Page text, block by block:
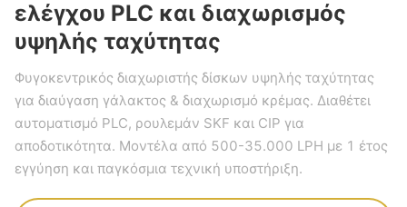
ελέγχου PLC και διαχωρισμός
υψηλής ταχύτητας
Φυγοκεντρικός διαχωριστής δίσκων υψηλής ταχύτητας
για διαύγαση γάλακτος & διαχωρισμό κρέμας. Διαθέτει
αυτοματισμό PLC, ρουλεμάν SKF και CIP για
αποδοτικότητα. Μοντέλα από 500-35.000 LPH με 1 έτος
εγγύηση και παγκόσμια τεχνική υποστήριξη.